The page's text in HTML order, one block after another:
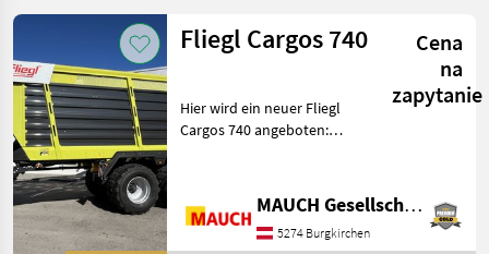
Fliegl Cargos 740
Cena
na
zapytanie
Hier wird ein neuer Fliegl
Cargos 740 angeboten:
Knickdeichsel hydraulisch
mit zwei doppelwirkenden
Hydraulikzylinder - Scha
MAUCH Gesellschaft m.b.H. & Co.KG
5274 Burgkirchen